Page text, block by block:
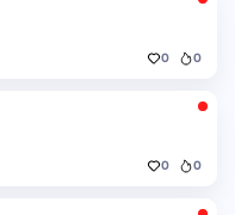
0 0
0 0